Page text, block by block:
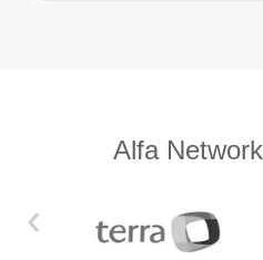
Alfa
‹